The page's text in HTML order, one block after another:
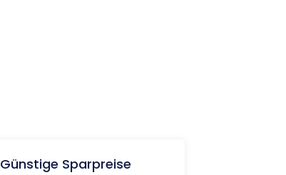
Günstige Sparpreise